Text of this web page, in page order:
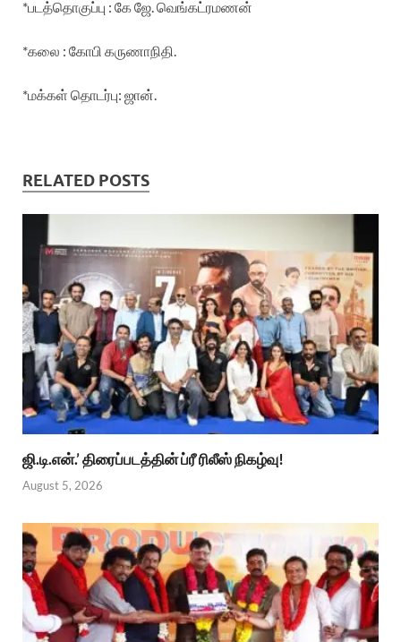
*படத்தொகுப்பு : கே ஜே. வெங்கட்ரமணன்
*கலை : கோபி கருணாநிதி.
*மக்கள் தொடர்பு: ஜான்.
RELATED POSTS
ஜி.டி.என்.’ திரைப்படத்தின் ப்ரீ ரிலீஸ் நிகழ்வு!
August 5, 2026